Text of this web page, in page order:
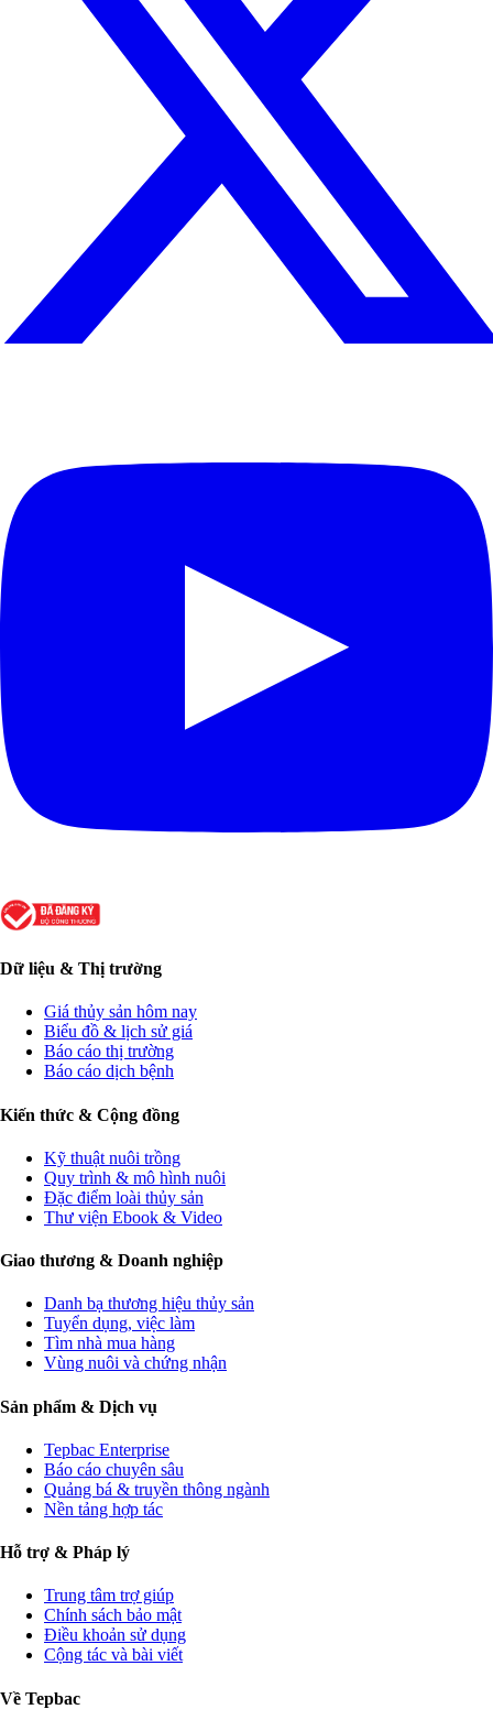
Dữ liệu & Thị trường
Giá thủy sản hôm nay
Biểu đồ & lịch sử giá
Báo cáo thị trường
Báo cáo dịch bệnh
Kiến thức & Cộng đồng
Kỹ thuật nuôi trồng
Quy trình & mô hình nuôi
Đặc điểm loài thủy sản
Thư viện Ebook & Video
Giao thương & Doanh nghiệp
Danh bạ thương hiệu thủy sản
Tuyển dụng, việc làm
Tìm nhà mua hàng
Vùng nuôi và chứng nhận
Sản phẩm & Dịch vụ
Tepbac Enterprise
Báo cáo chuyên sâu
Quảng bá & truyền thông ngành
Nền tảng hợp tác
Hỗ trợ & Pháp lý
Trung tâm trợ giúp
Chính sách bảo mật
Điều khoản sử dụng
Cộng tác và bài viết
Về Tepbac